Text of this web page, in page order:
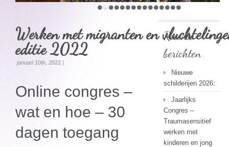
Werken met migranten en
editie 2022
januari 10th, 2022 |
Online congres –
wat en hoe – 30
dagen toegang
Recente
berichten
Nieuwe
schilderijen 2026:
Jaarlijks
Congres –
Traumasensitief
werken met
kinderen en jong